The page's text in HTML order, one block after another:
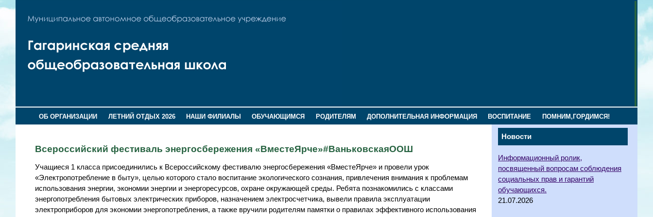
ОБ ОРГАНИЗАЦИИ ЛЕТНИЙ ОТДЫХ 2026 НАШИ ФИЛИАЛЫ ОБУЧАЮЩИМСЯ РОДИТЕЛЯМ ДОПОЛНИТЕЛЬНАЯ ИНФОРМАЦИЯ ВОСПИТАНИЕ ПОМНИМ,ГОРДИМСЯ!
Новости
Информационный ролик,
посвященный вопросам соблюдения
социальных прав и гарантий
обучающихся.
21.07.2026
Всероссийский фестиваль энергосбережения «ВместеЯрче»#ВаньковскаяООШ
Учащиеся 1 класса присоединились к Всероссийскому фестивалю энергосбережения «ВместеЯрче» и провели урок
«Электропотребление в быту», целью которого стало воспитание экологического сознания, привлечения внимания к проблемам
использования энергии, экономии энергии и энергоресурсов, охране окружающей среды. Ребята познакомились с классами
энергопотребления бытовых электрических приборов, назначением электросчетчика, вывели правила эксплуатации
электроприборов для экономии энергопотребления, а также вручили родителям памятки о правилах эффективного использования